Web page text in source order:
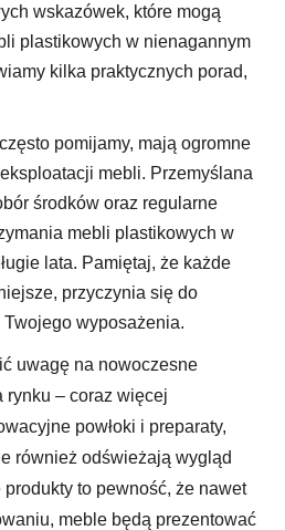
wskazówek, które mogą
plastikowych w nienagannym
kilka praktycznych porad,
pomijamy, mają ogromne
mebli. Przemyślana
środków oraz regularne
mebli plastikowych w
lata. Pamiętaj, że każde
przyczynia się do
Twojego wyposażenia.
uwagę na nowoczesne
rynku – coraz więcej
powłoki i preparaty,
również odświeżają wygląd
to pewność, że nawet
meble będą prezentować